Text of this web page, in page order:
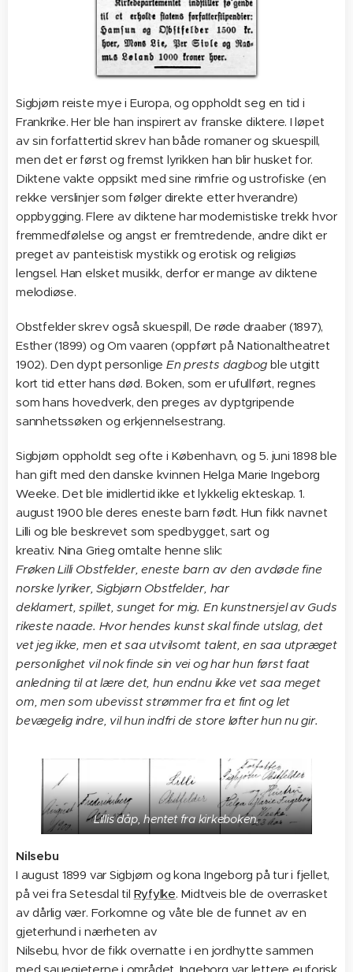
Sigbjørn reiste mye i Europa, og oppholdt seg en tid i
Frankrike. Her ble han inspirert av franske diktere. I løpet
av sin forfattertid skrev han både romaner og skuespill,
men det er først og fremst lyrikken han blir husket for.
Diktene vakte oppsikt med sine rimfrie og ustrofiske (en
rekke verslinjer som følger direkte etter hverandre)
oppbygging. Flere av diktene har modernistiske trekk hvor
fremmedfølelse og angst er fremtredende, andre dikt er
preget av panteistisk mystikk og erotisk og religiøs
lengsel. Han elsket musikk, derfor er mange av diktene
melodiøse.
Obstfelder skrev også skuespill, De røde draaber (1897),
Esther (1899) og Om vaaren (oppført på Nationaltheatret
1902). Den dypt personlige En prests dagbog ble utgitt
kort tid etter hans død. Boken, som er ufullført, regnes
som hans hovedverk, den preges av dyptgripende
sannhetssøken og erkjennelsestrang.
Sigbjørn oppholdt seg ofte i København, og 5. juni 1898 ble
han gift med den danske kvinnen Helga Marie Ingeborg
Weeke. Det ble imidlertid ikke et lykkelig ekteskap. 1.
august 1900 ble deres eneste barn født. Hun fikk navnet
Lilli og ble beskrevet som spedbygget, sart og
kreativ. Nina Grieg omtalte henne slik:
Frøken Lilli Obstfelder, eneste barn av den avdøde fine
norske lyriker, Sigbjørn Obstfelder, har
deklamert, spillet, sunget for mig. En kunstnersjel av Guds
rikeste naade. Hvor hendes kunst skal finde utslag, det
vet jeg ikke, men et saa utvilsomt talent, en saa utpræget
personlighet vil nok finde sin vei og har hun først faat
anledning til at lære det, hun endnu ikke vet saa meget
om, men som ubevisst strømmer fra et fint og let
bevægelig indre, vil hun indfri de store løfter hun nu gir.
Lillis dåp, hentet fra kirkeboken.
Nilsebu
I august 1899 var Sigbjørn og kona Ingeborg på tur i fjellet,
på vei fra Setesdal til Ryfylke. Midtveis ble de overrasket
av dårlig vær. Forkomne og våte ble de funnet av en
gjeterhund i nærheten av
Nilsebu, hvor de fikk overnatte i en jordhytte sammen